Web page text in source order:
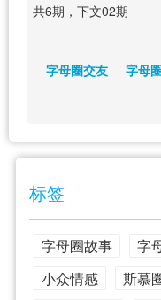
共6期，下文02期
字母圈交友 字母
标签
字母圈故事 字
小众情感
斯慕